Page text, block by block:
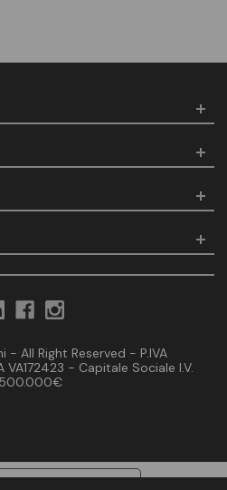
- All Right Reserved - P.IVA
VA172423 - Capitale Sociale I.V.